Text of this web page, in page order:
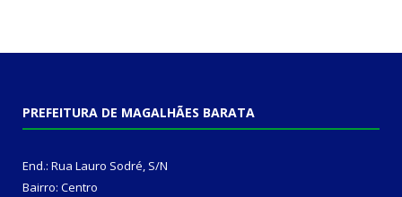
PREFEITURA DE MAGALHÃES BARATA
End.: Rua Lauro Sodré, S/N
Bairro: Centro